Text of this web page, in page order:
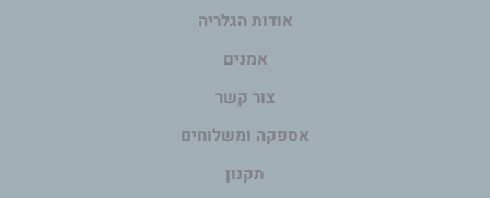
אודות הגלריה
אמנים
צור קשר
אספקה ומשלוחים
תקנון